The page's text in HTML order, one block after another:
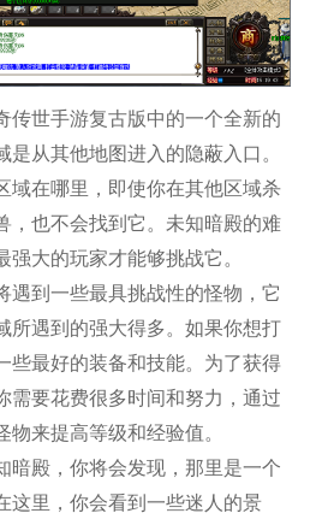
传世手游复古版中的一个全新的
是从其他地图进入的隐蔽入口。
域在哪里，即使你在其他区域杀
，也不会找到它。未知暗殿的难
强大的玩家才能够挑战它。
遇到一些最具挑战性的怪物，它
所遇到的强大得多。如果你想打
些最好的装备和技能。为了获得
需要花费很多时间和努力，通过
物来提高等级和经验值。
暗殿，你将会发现，那里是一个
这里，你会看到一些迷人的景